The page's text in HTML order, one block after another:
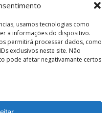
usamos tecnologias como
a informações do dispositivo.
permitirá processar dados, como
exclusivos neste site. Não
pode afetar negativamante certos